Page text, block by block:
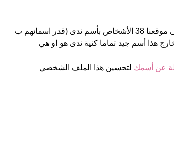
ندى هو اسم فتاة. أصل الأسم هو العربية على موقعنا 38 الأشخاص بأسم ندى (قدر اسمائهم ب
فى الخارج هذا أسم جيد تماما كنية ندى هو او هي
لتحسين هذا الملف الشخصي